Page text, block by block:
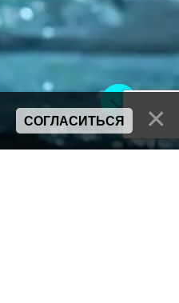
СОГЛАСИТЬСЯ